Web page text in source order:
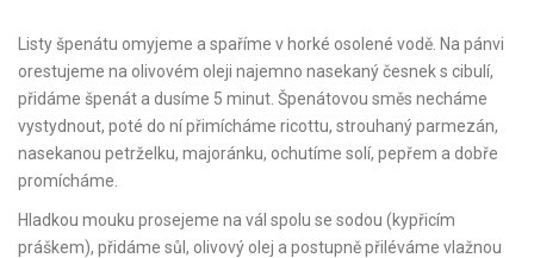
Listy špenátu omyjeme a spaříme v horké osolené vodě. Na pánvi
orestujeme na olivovém oleji najemno nasekaný česnek s cibulí,
přidáme špenát a dusíme 5 minut. Špenátovou směs necháme
vystydnout, poté do ní přimícháme ricottu, strouhaný parmezán,
nasekanou petrželku, majoránku, ochutíme solí, pepřem a dobře
promícháme.
Hladkou mouku prosejeme na vál spolu se sodou (kypřicím
práškem), přidáme sůl, olivový olej a postupně přiléváme vlažnou